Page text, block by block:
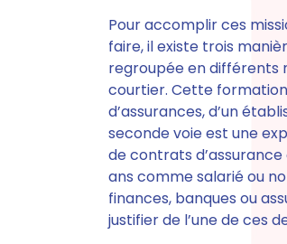
Pour accomplir ces
faire, il existe trois
regroupée en différents
courtier. Cette formation
d’assurances, d’un
seconde voie est une
de contrats
ans comme salarié ou
finances, banques ou
justifier de l’une de ces